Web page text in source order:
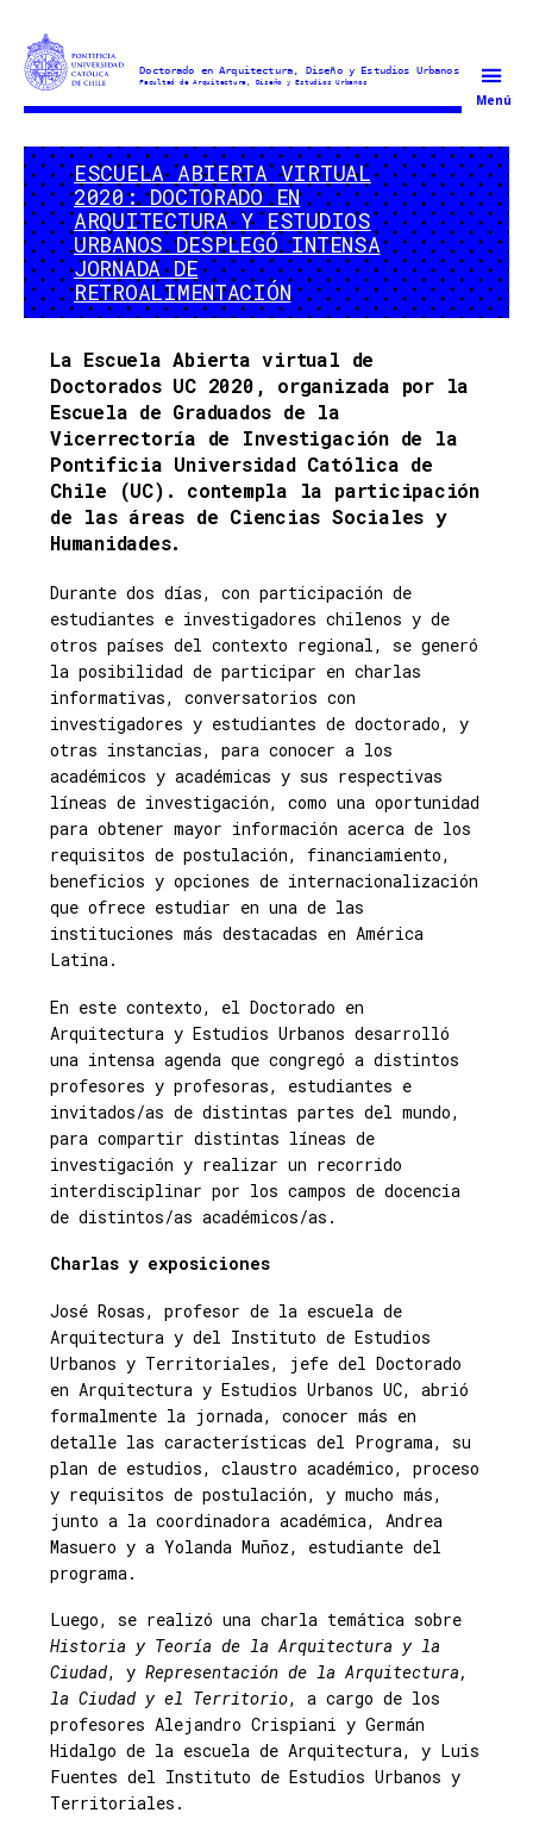
Doctorado
Arquitectura
y
Estudios
Urbanos
Menú
ESCUELA ABIERTA VIRTUAL
2020: DOCTORADO EN
ARQUITECTURA Y ESTUDIOS
URBANOS DESPLEGÓ INTENSA
JORNADA DE
RETROALIMENTACIÓN
La Escuela Abierta virtual de
Doctorados UC 2020, organizada por la
Escuela de Graduados de la
Vicerrectoría de Investigación de la
Pontificia Universidad Católica de
Chile (UC). contempla la participación
de las áreas de Ciencias Sociales y
Humanidades.
Durante dos días, con participación de
estudiantes e investigadores chilenos y de
otros países del contexto regional, se generó
la posibilidad de participar en charlas
informativas, conversatorios con
investigadores y estudiantes de doctorado, y
otras instancias, para conocer a los
académicos y académicas y sus respectivas
líneas de investigación, como una oportunidad
para obtener mayor información acerca de los
requisitos de postulación, financiamiento,
beneficios y opciones de internacionalización
que ofrece estudiar en una de las
instituciones más destacadas en América
Latina.
En este contexto, el Doctorado en
Arquitectura y Estudios Urbanos desarrolló
una intensa agenda que congregó a distintos
profesores y profesoras, estudiantes e
invitados/as de distintas partes del mundo,
para compartir distintas líneas de
investigación y realizar un recorrido
interdisciplinar por los campos de docencia
de distintos/as académicos/as.
Charlas y exposiciones
José Rosas, profesor de la escuela de
Arquitectura y del Instituto de Estudios
Urbanos y Territoriales, jefe del Doctorado
en Arquitectura y Estudios Urbanos UC, abrió
formalmente la jornada, conocer más en
detalle las características del Programa, su
plan de estudios, claustro académico, proceso
y requisitos de postulación, y mucho más,
junto a la coordinadora académica, Andrea
Masuero y a Yolanda Muñoz, estudiante del
programa.
Luego, se realizó una charla temática sobre
Historia y Teoría de la Arquitectura y la
Ciudad, y Representación de la Arquitectura,
la Ciudad y el Territorio, a cargo de los
profesores Alejandro Crispiani y Germán
Hidalgo de la escuela de Arquitectura, y Luis
Fuentes del Instituto de Estudios Urbanos y
Territoriales.